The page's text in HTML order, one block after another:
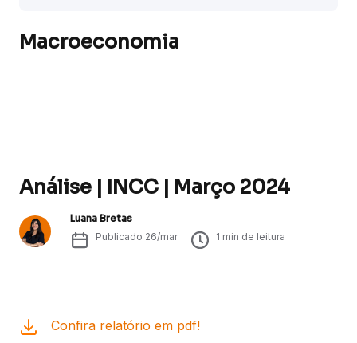
Macroeconomia
Análise | INCC | Março 2024
Luana Bretas
Publicado 26/mar 1 min de leitura
Confira relatório em pdf!